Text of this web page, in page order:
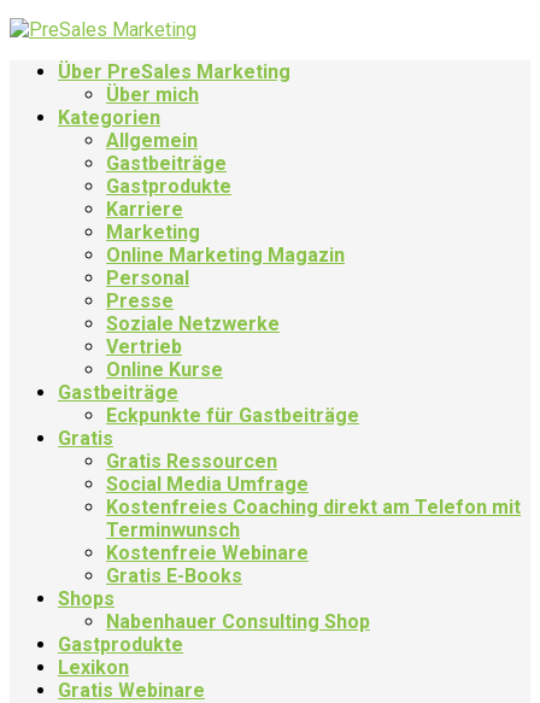
Über PreSales Marketing
Über mich
Kategorien
Allgemein
Gastbeiträge
Gastprodukte
Karriere
Marketing
Online Marketing Magazin
Personal
Presse
Soziale Netzwerke
Vertrieb
Online Kurse
Gastbeiträge
Eckpunkte für Gastbeiträge
Gratis
Gratis Ressourcen
Social Media Umfrage
Kostenfreies Coaching direkt am Telefon mit
Terminwunsch
Kostenfreie Webinare
Gratis E-Books
Shops
Nabenhauer Consulting Shop
Gastprodukte
Lexikon
Gratis Webinare